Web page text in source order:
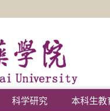
科学研究 本科生教